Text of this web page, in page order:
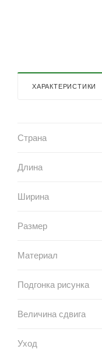
ХАРАКТЕРИСТИКИ
Страна
Длина
Ширина
Размер
Материал
Подгонка рисунка
Величина сдвига
Уход